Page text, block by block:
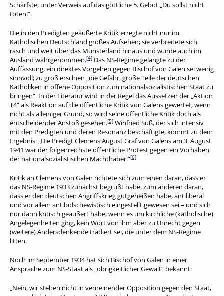
Schärfste, unter Verweis auf das göttliche 5. Gebot „Du sollst nicht
töten!“.
Die in den Predigten geäußerte Kritik erregte nicht nur im
Katholischen Deutschland großes Aufsehen; sie verbreitete sich
rasch und weit über das Münsterland hinaus und wurde auch im
Ausland wahrgenommen.[4] Das NS-Regime gelangte zu der
Auffassung, ein direktes Vorgehen gegen Bischof von Galen sei wenig
sinnvoll; zu groß erschien „die Gefahr, große Teile der deutschen
Katholiken in offene Opposition zum nationalsozialistischen Staat zu
bringen“. In der Literatur wird in der Regel das Aussetzen der „Aktion
T4“ als Reaktion auf die öffentliche Kritik von Galens gewertet; wenn
nicht als alleiniger Grund, so wird seine öffentliche Kritik doch als
entscheidender Anstoß gesehen.[5] Winfried Süß, der sich intensiv
mit den Predigten und deren Resonanz beschäftigte, kommt zu dem
Ergebnis: „Die Predigt Clemens August Graf von Galens am 3. August
1941 war der folgenreichste öffentliche Protest gegen ein Vorhaben
der nationalsozialistischen Machthaber.“[6]
Kritik an Clemens von Galen richtete sich zum einen daran, dass er
das NS-Regime 1933 zunächst begrüßt habe, zum anderen daran,
dass er den deutschen Angriffskrieg gutgeheißen habe, antiliberal
und vor allem antibolschewistisch eingestellt gewesen sei – und sich
nur dann kritisch geäußert habe, wenn es um kirchliche (katholische)
Angelegenheiten ging, kein Wort von ihm aber zu Unrecht gegen
(weitere) Andersdenkende tradiert sei, die unter dem NS-Regime
litten.
Noch im September 1934 hat sich Bischof von Galen in einer
Ansprache zum NS-Staat als „obrigkeitlicher Gewalt“ bekannt:
„Nein, wir stehen nicht in verneinender Opposition gegen den Staat,